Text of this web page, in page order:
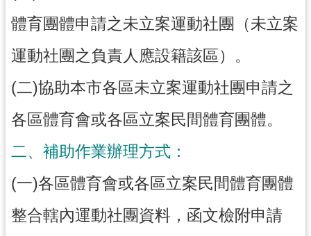
民
服
務
府
資
訊
開
首
體育團體申請之未立案運動社團（未立案
運動社團之負責人應設籍該區）。
(二)協助本市各區未立案運動社團申請之
各區體育會或各區立案民間體育團體。
二、補助作業辦理方式：
(一)各區體育會或各區立案民間體育團體
整合轄內運動社團資料，函文檢附申請